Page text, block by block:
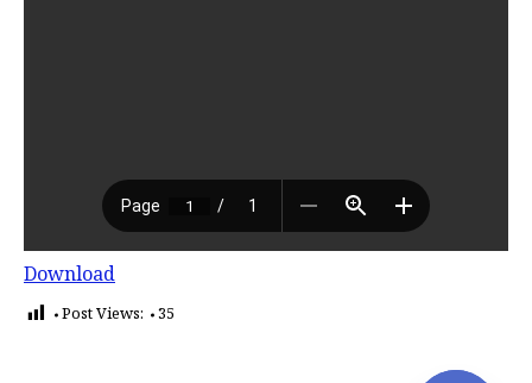
Download
Post Views: 35